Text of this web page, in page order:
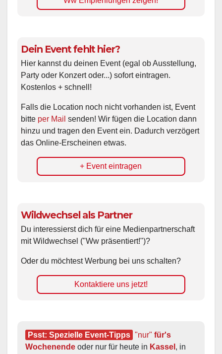
Dein Event fehlt hier?
Hier kannst du deinen Event (egal ob Ausstellung,
Party oder Konzert oder...) sofort eintragen.
Kostenlos + schnell!
Falls die Location noch nicht vorhanden ist, Event
bitte per Mail senden! Wir fügen die Location dann
hinzu und tragen den Event ein. Dadurch verzögert
das Online-Erscheinen etwas.
+ Event eintragen
Wildwechsel als Partner
Du interessierst dich für eine Medienpartnerschaft
mit Wildwechsel ("Ww präsentiert!")?
Oder du möchtest Werbung bei uns schalten?
Kontaktiere uns jetzt!
Psst: Spezielle Event-Tipps "nur" für's
Wochenende oder nur für heute in Kassel